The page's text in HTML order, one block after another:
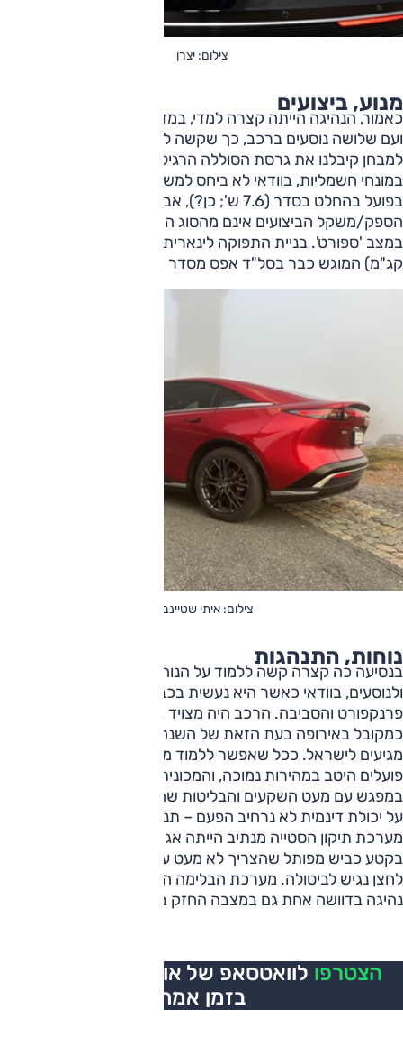
צילום: יצרן
מנוע, ביצועים
ועם שלושה נוסעים ברכב, כך שקשה להתרשם מהביצועים.
במונחי חשמליות, בוודאי לא ביחס למשקל הנכבד. הביצועים
בפועל בהחלט בסדר (7.6 ש'; כן?), אבל כעולה מהשילוב
הספק/משקל הביצועים אינם מהסוג החשמלי ההוא, גם לא
קג"מ) המוגש כבר בסל"ד אפס מסדר צבירת מהירות ראויה.
צילום: איתי שטיינברג
נוחות, התנהגות
בנסיעה כה קצרה קשה ללמוד על הנוחות המוצעת לנהג
ולנוסעים, בוודאי כאשר היא נעשית בכבישים הכה טובים של
כמקובל באירופה בעת הזאת של השנה, ואלה ממילא אינם
מגיעים לישראל. ככל שאפשר ללמוד מאותה נסיעה, המתלים
פועלים היטב במהירות נמוכה, והמכונית הייתה נוחה למדי גם
במפגש עם מעט השקעים והבליטות שהיו בדרך.
על יכולת דינמית לא נרחיב הפעם – תנאים, צמיגים. כן יצוין כי
מערכת תיקון הסטייה מנתיב הייתה אגרסיבית ומעיקה – במיוחד
בקטע כביש מפותל שהצריך לא מעט עבודת היגוי – בלי שיש
לחצן נגיש לביטולה. מערכת הבלימה הרגנרטיבית לא מציעה
נהיגה בדוושה אחת גם במצבה החזק ביותר.
הצטרפו לוואטסאפ של אוטו, כל העדכונים
בזמן אמת